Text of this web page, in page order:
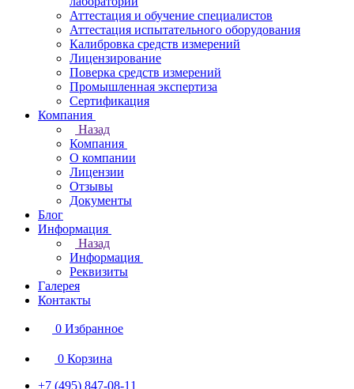
Аттестация и обучение специалистов
Аттестация испытательного оборудования
Калибровка средств измерений
Лицензирование
Поверка средств измерений
Промышленная экспертиза
Сертификация
Компания
Назад
Компания
О компании
Лицензии
Отзывы
Документы
Блог
Информация
Назад
Информация
Реквизиты
Галерея
Контакты
0 Избранное
0 Корзина
+7 (495) 847-08-11